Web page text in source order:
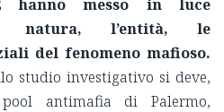
hanno messo in luce
natura, l’entità, le
del fenomeno mafioso.
studio investigativo si deve,
antimafia di Palermo,